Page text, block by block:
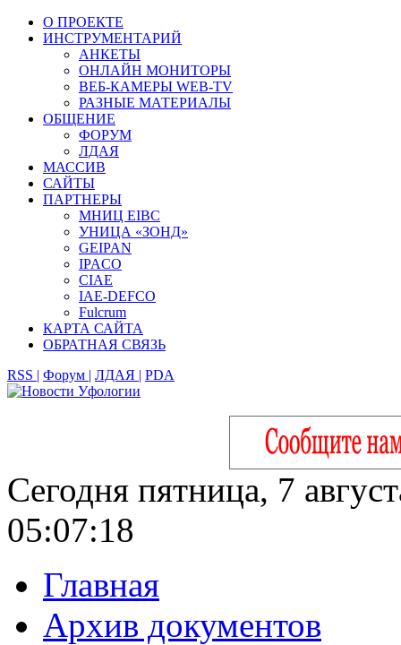
О ПРОЕКТЕ
ИНСТРУМЕНТАРИЙ
АНКЕТЫ
ОНЛАЙН МОНИТОРЫ
ВЕБ-КАМЕРЫ WEB-TV
РАЗНЫЕ МАТЕРИАЛЫ
ОБЩЕНИЕ
ФОРУМ
ЛДАЯ
МАССИВ
САЙТЫ
ПАРТНЕРЫ
МНИЦ EIBC
УНИЦА «ЗОНД»
GEIPAN
IPACO
CIAE
IAE-DEFCO
Fulcrum
КАРТА САЙТА
ОБРАТНАЯ СВЯЗЬ
RSS | Форум | ЛДАЯ | PDA
Сегодня пятница, 7
05:07:19
Главная
Архив документов